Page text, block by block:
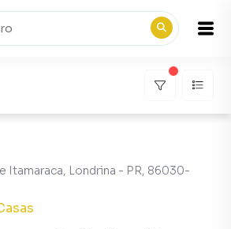
Itamaraca, Londrina - PR, 86030-